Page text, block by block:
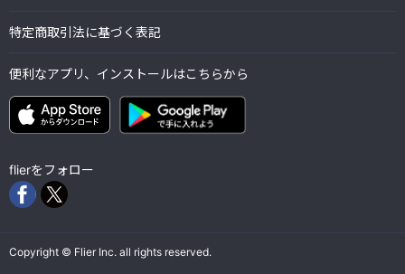
特定商取引法に基づく表記
便利なアプリ、インストールはこちらから
flierをフォロー
Copyright © Flier Inc. all rights reserved.